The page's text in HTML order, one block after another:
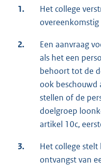
1.
Het college
2.
Een aanvraag
als het een
behoort tot de
ook beschouwd
stellen of de
doelgroep
artikel 10c,
3.
Het college
ontvangst van